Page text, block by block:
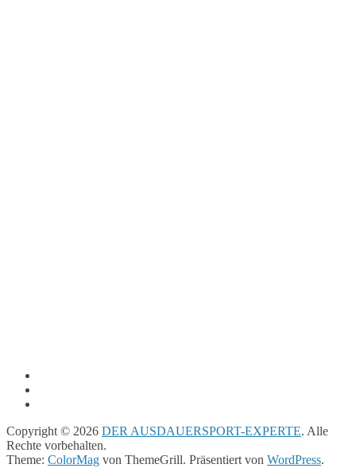
Copyright © 2026 DER AUSDAUERSPORT-EXPERTE. Alle
Rechte vorbehalten.
Theme: ColorMag von ThemeGrill. Präsentiert von WordPress.